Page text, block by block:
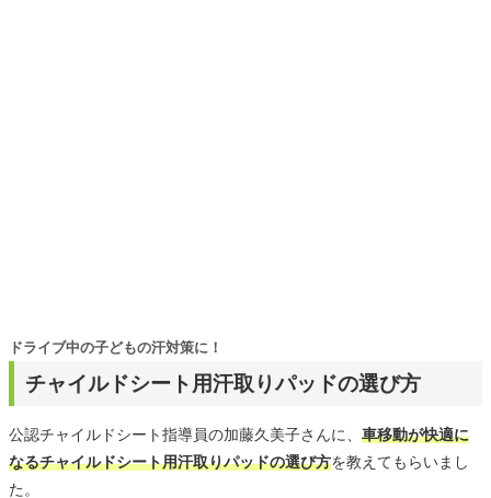
チャイルドシート用汗取りパッドの選び方
ドライブ中の子どもの汗対策に！
公認チャイルドシート指導員の加藤久美子さんに、 車移動が快適に
なるチャイルドシート用汗取りパッドの選び方を教えてもらいまし
た。